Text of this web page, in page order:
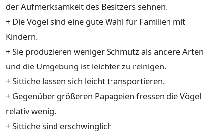
der Aufmerksamkeit des Besitzers sehnen.
+ Die Vögel sind eine gute Wahl für Familien mit
Kindern.
+ Sie produzieren weniger Schmutz als andere Arten
und die Umgebung ist leichter zu reinigen.
+ Sittiche lassen sich leicht transportieren.
+ Gegenüber größeren Papageien fressen die Vögel
relativ wenig.
+ Sittiche sind erschwinglich